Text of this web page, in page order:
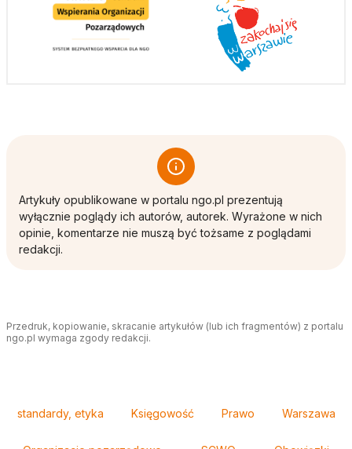
Artykuły opublikowane w portalu ngo.pl prezentują
wyłącznie poglądy ich autorów, autorek. Wyrażone w nich
opinie, komentarze nie muszą być tożsame z poglądami
redakcji.
Przedruk, kopiowanie, skracanie artykułów (lub ich fragmentów) z portalu
ngo.pl wymaga zgody redakcji.
standardy, etyka Księgowość Prawo Warszawa